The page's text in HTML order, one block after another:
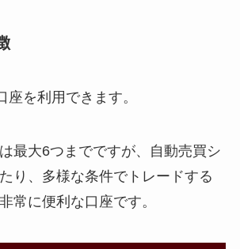
座を利用できます。
最大6つまでですが、自動売買シ
り、多様な条件でトレードする
常に便利な口座です。